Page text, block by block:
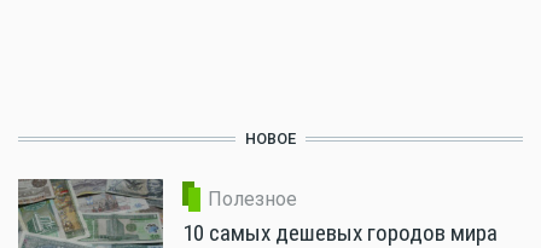
НОВОЕ
Полезное
10 самых дешевых городов мира